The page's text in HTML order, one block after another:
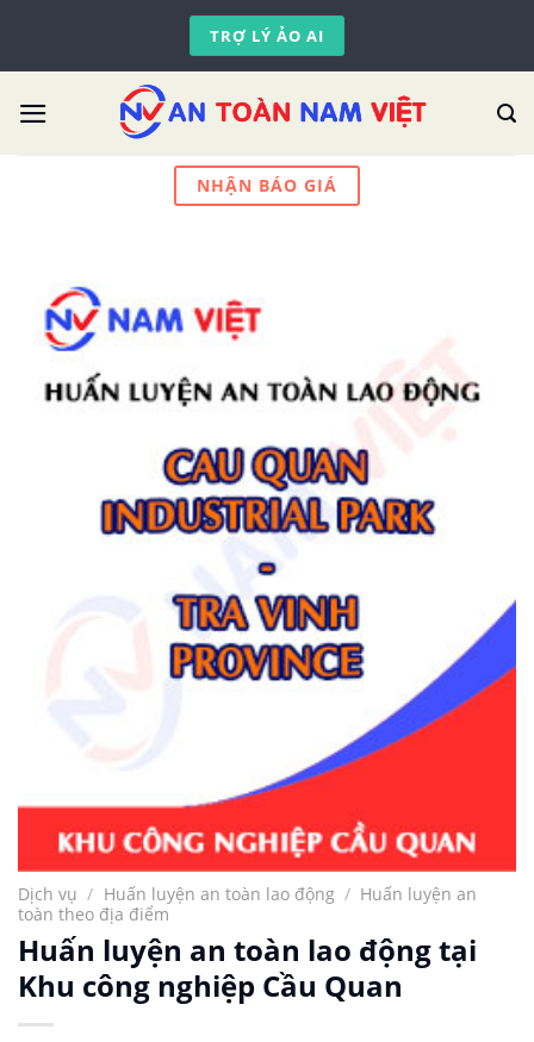
content
TRỢ LÝ ẢO AI
NHẬN BÁO GIÁ
Dịch vụ / Huấn luyện an toàn lao động / Huấn luyện an
toàn theo địa điểm
Huấn luyện an toàn lao động tại
Khu công nghiệp Cầu Quan